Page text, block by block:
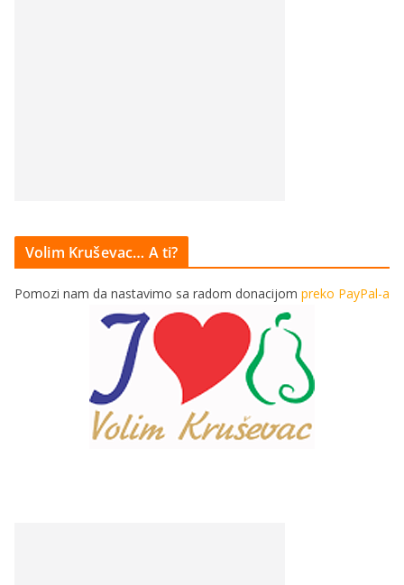
Volim Kruševac… A ti?
Pomozi nam da nastavimo sa radom donacijom preko PayPal-a